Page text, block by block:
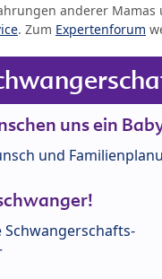
anderer Mamas
. Zum Expertenforum
uns ein
und
Schwangerschafts-